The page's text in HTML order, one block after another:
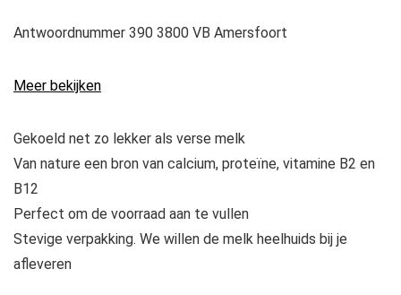
Antwoordnummer 390 3800 VB Amersfoort
Meer bekijken
Gekoeld net zo lekker als verse melk
Van nature een bron van calcium, proteïne, vitamine B2 en
B12
Perfect om de voorraad aan te vullen
Stevige verpakking. We willen de melk heelhuids bij je
afleveren